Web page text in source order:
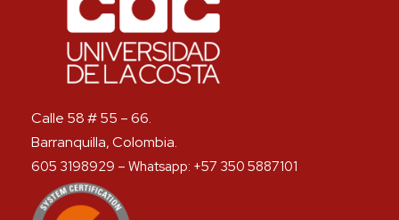
Calle 58 # 55 – 66.
Barranquilla, Colombia.
605 3198929 – Whatsapp: +57 350 5887101